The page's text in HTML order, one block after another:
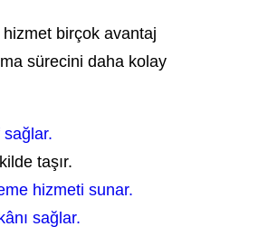
birçok avantaj
sürecini daha kolay
taşır.
hizmeti sunar.
sağlar.